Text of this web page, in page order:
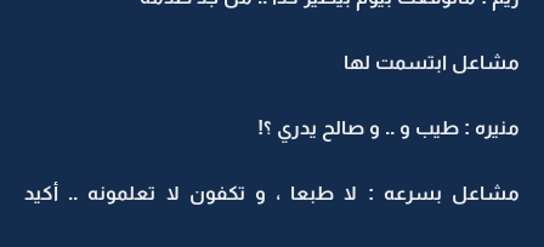
مشاعل ابتسمت لها
منيره : طيب و .. و صالح يدري ؟!
مشاعل بسرعه : لا طبعا ، و تكفون لا تعلمونه .. أكيد